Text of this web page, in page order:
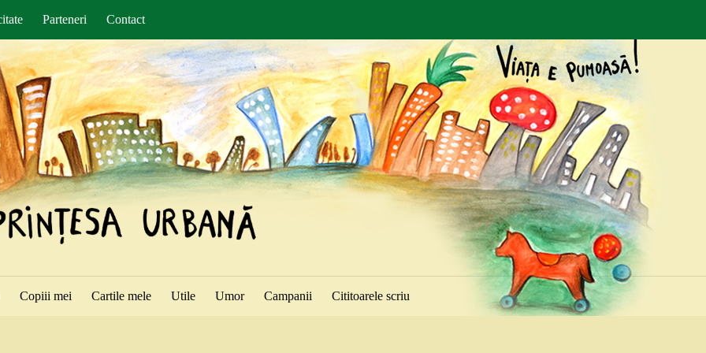
Parteneri Contact
Copiii mei Cartile mele Utile Umor Campanii Cititoarele scriu